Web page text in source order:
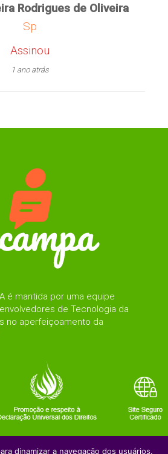
Rodrigues de Oliveira
Sp
Assinou
1 ano atrás
é mantida por uma equipe
de Tecnologia da
no aperfeiçoamento da
dinamizar a navegação dos usuários.